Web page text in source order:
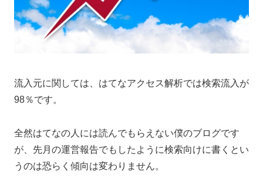
流入元に関しては、はてなアクセス解析では検索流入が
98％です。
全然はてなの人には読んでもらえない僕のブログです
が、先月の運営報告でもしたように検索向けに書くとい
うのは恐らく傾向は変わりません。